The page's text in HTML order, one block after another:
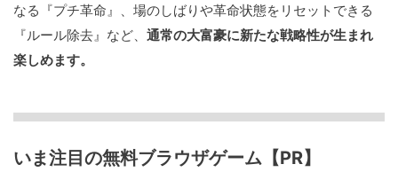
なる『プチ革命』、場のしばりや革命状態をリセットできる
『ルール除去』など、 通常の大富豪に新たな戦略性が生まれ
楽しめます。
いま注目の無料ブラウザゲーム【PR】